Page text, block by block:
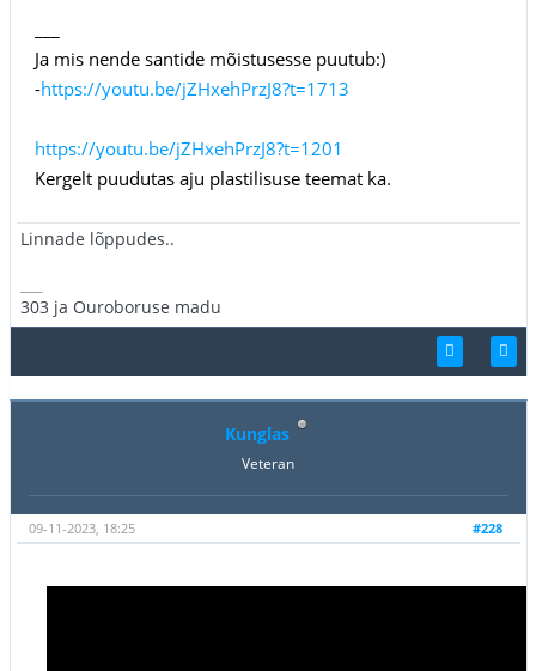
Ja mis nende santide mõistusesse puutub:)
-https://youtu.be/jZHxehPrzJ8?t=1713
https://youtu.be/jZHxehPrzJ8?t=1201
Kergelt puudutas aju plastilisuse teemat ka.
Linnade lõppudes..
303 ja Ouroboruse madu
Kunglas
Veteran
#228
09-11-2023, 18:25